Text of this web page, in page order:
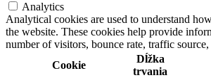
Analytics
Analytical cookies are used to understand
the website. These cookies help provide
number of visitors, bounce rate, traffic source,
Cookie
Dĺžka
trvania